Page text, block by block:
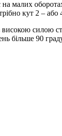
малих
кут 2 –
силою
більше 90